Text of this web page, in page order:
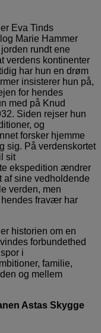
Eva Tinds
Marie Hammer
rundt ene
verdens kontinenter
har hun en drøm
insisterer hun på,
for hendes
med på Knud
Siden rejser hun
og
forsker hjemme
sig. På verdenskortet
sit
ekspedition ændrer
af sine vedholdende
verden, men
fravær har
historien om en
forbundethed
i
familie,
og mellem
Astas Skygge